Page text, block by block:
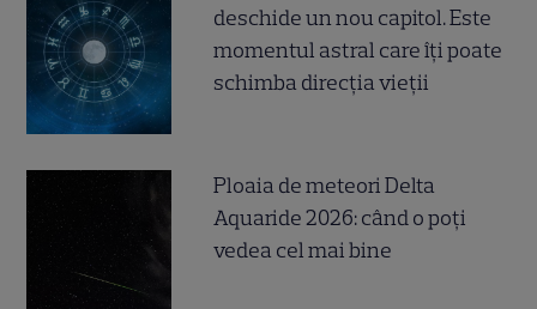
deschide un nou capitol. Este
momentul astral care îți poate
schimba direcția vieții
Ploaia de meteori Delta
Aquaride 2026: când o poți
vedea cel mai bine